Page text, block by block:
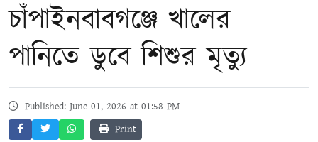
চাঁপাইনবাবগঞ্জে খালের
পানিতে ডুবে শিশুর মৃত্যু
Published: June 01, 2026 at 01:58 PM
Print